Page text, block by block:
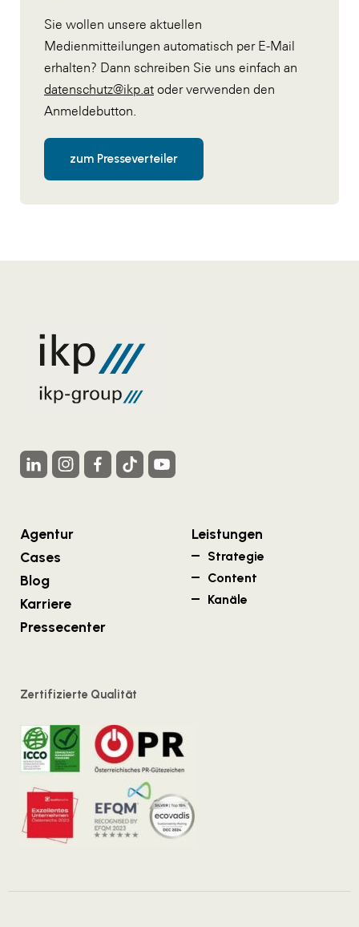
Sie wollen unsere aktuellen
Medienmitteilungen automatisch per E-Mail
erhalten? Dann schreiben Sie uns einfach an
datenschutz@ikp.at oder verwenden den
Anmeldebutton.
zum Presseverteiler
Agentur
Cases
Blog
Karriere
Pressecenter
Leistungen
Strategie
Content
Kanäle
Zertifizierte Qualität